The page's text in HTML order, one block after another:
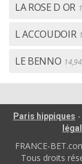
LA ROSE D OR
L ACCOUDOIR
LE BENNO
Paris hippiques -
FRANCE-
Tous droits